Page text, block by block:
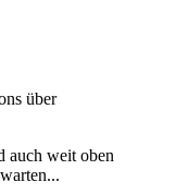
über
auch weit oben